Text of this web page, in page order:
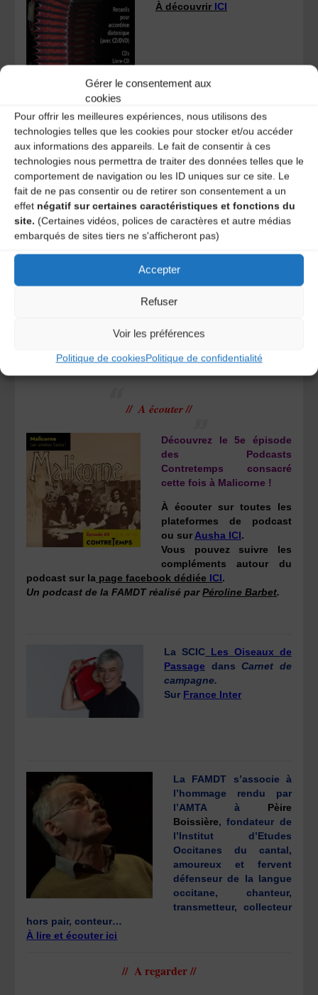
Gérer le consentement aux
cookies
Pour offrir les meilleures expériences, nous utilisons des
technologies telles que les cookies pour stocker et/ou accéder
aux informations des appareils. Le fait de consentir à ces
technologies nous permettra de traiter des données telles que le
comportement de navigation ou les ID uniques sur ce site. Le
fait de ne pas consentir ou de retirer son consentement a un
effet négatif sur certaines caractéristiques et fonctions du
site. (Certaines vidéos, polices de caractères et autre médias
embarqués de sites tiers ne s'afficheront pas)
Accepter
Refuser
Voir les préférences
Politique de cookiesPolitique de confidentialité
À découvrir ICI
37 mazurkas
traditionnelles
transcrites en partition
tablature pour
accordéon diatonique.
C’est l’un des rares
recueilsTrad Magazine
encore disponible
(jusqu’à épuisement du
stock – Ne sera pas
réédité) – 64 pages (avec
// A écouter //
Découvrez le 5e épisode
des Podcasts
Contretemps consacré
cette fois à Malicorne !
À écouter sur toutes les
plateformes de podcast
ou sur Ausha ICI.
Vous pouvez suivre les
compléments autour du
podcast sur la page facebook dédiée ICI.
Un podcast de la FAMDT réalisé parPéroline Barbet.
La SCIC Les Oiseaux de
Passage dans Carnet de
campagne.
Sur France Inter
La FAMDT s’associe à
l’hommage rendu par
l’AMTA à Pèire
Boissière, fondateur de
l’Institut d’Etudes
Occitanes du cantal,
amoureux et fervent
défenseur de la langue
occitane, chanteur,
transmetteur, collecteur
hors pair, conteur…
À lire et écouter ici
// A regarder //